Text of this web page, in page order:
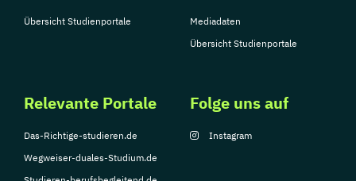
Übersicht Studienportale
Mediadaten
Übersicht Studienportale
Relevante Portale
Das-Richtige-studieren.de
Wegweiser-duales-Studium.de
Folge uns auf
Instagram